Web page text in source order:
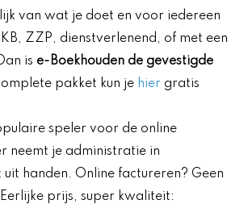
van wat je doet en voor iedereen
ZZP, dienstverlenend, of met een
is e-Boekhouden de gevestigde
pakket kun je hier gratis
speler voor de online
neemt je administratie in
uit handen. Online factureren? Geen
prijs, super kwaliteit: